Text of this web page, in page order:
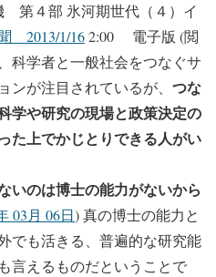
第４部 氷河期世代（４）イ
2013/1/162:00 電子版 (閲
学者と一般社会をつなぐサ
ンが注目されているが、 つな
学や研究の現場と政策決定の
た上でかじとりできる人がい
いのは博士の能力がないから
03月 06日) 真の博士の能力と
でも活きる、普遍的な研究能
言えるものだということで